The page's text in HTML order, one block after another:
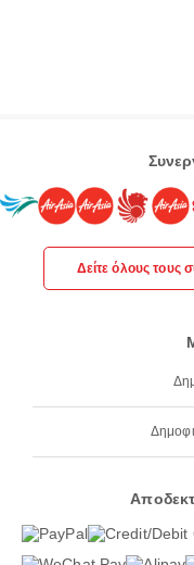
Δείτε όλους τους